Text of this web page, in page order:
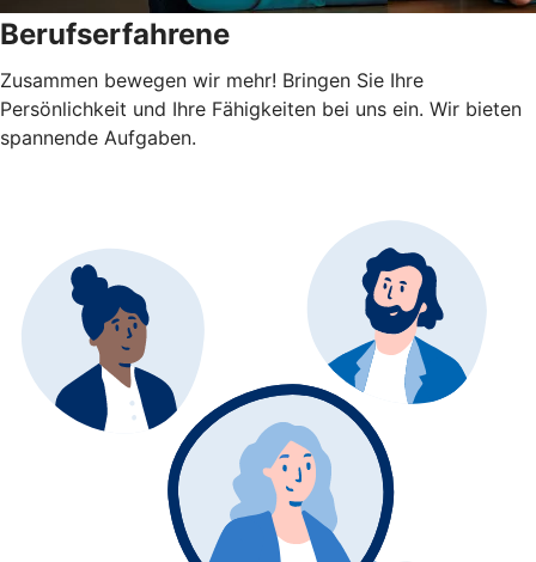
Berufserfahrene
Zusammen bewegen wir mehr! Bringen Sie Ihre
Persönlichkeit und Ihre Fähigkeiten bei uns ein. Wir bieten
spannende Aufgaben.